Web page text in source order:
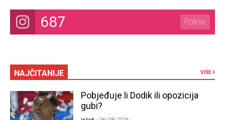
687 Follow
NAJČITANIJE VIŠE
Pobjeđuje li Dodik ili opozicija
gubi?